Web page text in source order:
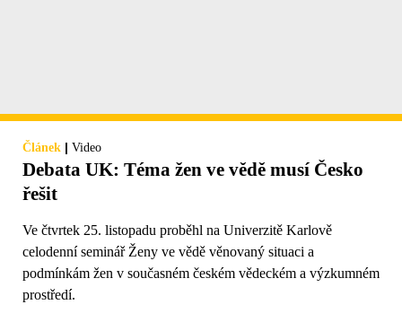
Článek | Video
Debata UK: Téma žen ve vědě musí Česko
řešit
Ve čtvrtek 25. listopadu proběhl na Univerzitě Karlově
celodenní seminář Ženy ve vědě věnovaný situaci a
podmínkám žen v současném českém vědeckém a výzkumném
prostředí.